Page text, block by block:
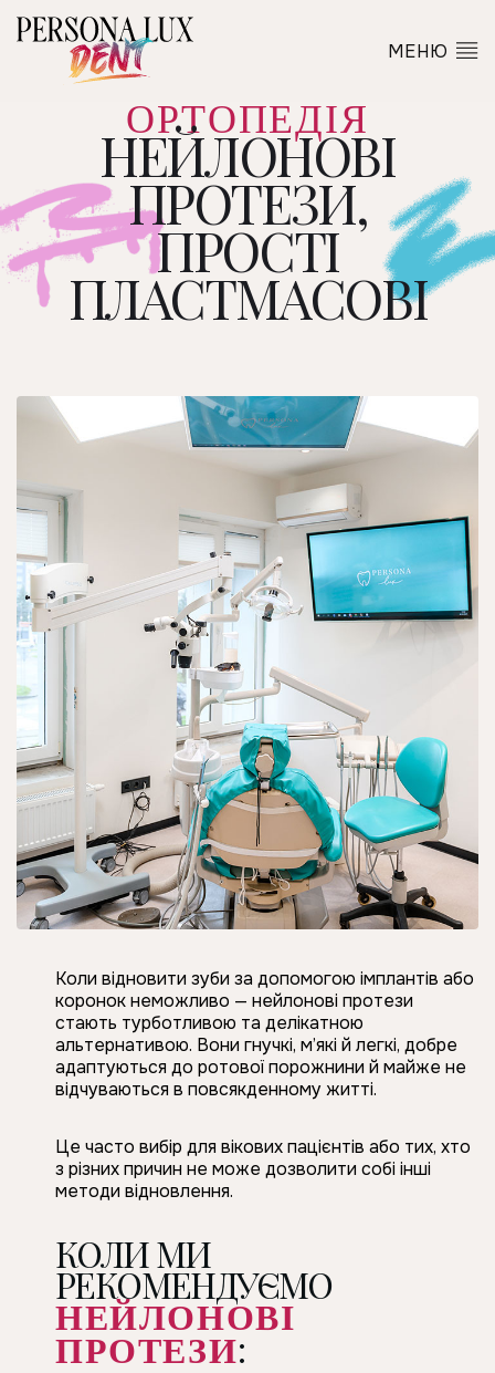
МЕНЮ
ОРТОПЕДІЯ
НЕЙЛОНОВІ
ПРОТЕЗИ,
ПРОСТІ
ПЛАСТМАСОВІ
Коли відновити зуби за допомогою імплантів або
коронок неможливо — нейлонові протези
стають турботливою та делікатною
альтернативою. Вони гнучкі, м’які й легкі, добре
адаптуються до ротової порожнини й майже не
відчуваються в повсякденному житті.
Це часто вибір для вікових пацієнтів або тих, хто
з різних причин не може дозволити собі інші
методи відновлення.
КОЛИ МИ
РЕКОМЕНДУЄМО
НЕЙЛОНОВІ
ПРОТЕЗИ: